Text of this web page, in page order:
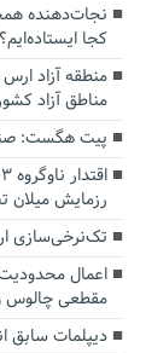
کجا ایستاده‌ایم؟
منطقه آزاد
مناطق آزاد
پیت هگست:
رزمایش
تک‌نرخی‌سازی
اعمال
مقطعی چالوس
دیپلمات سابق